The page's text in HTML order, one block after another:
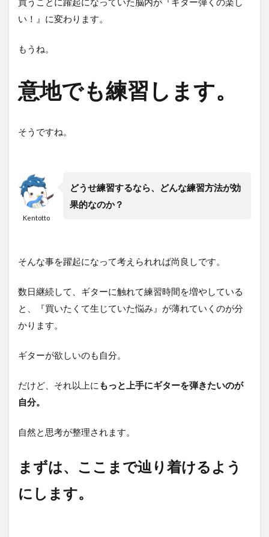
い！』に変わります。
もうね。
意地でも練習します。
そうですね。
Kentotto
どうせ練習するなら、どんな練習方法が効
果的なのか？
そんな事を躍起になって考えられれば尚良しです。
数日継続して、ギターに触れて練習時間を増やしている
と、『買いたくて生じていた悩み』が薄れていくのが分
かります。
ギターが欲しいのも自分。
だけど、それ以上に もっと上手にギターを弾きたいのが
自分。
自然と思考が整理されます。
まずは、ここまで辿り着けるよう
にします。